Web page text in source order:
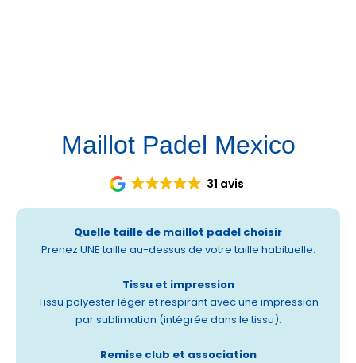
Maillot Padel Mexico
31 avis
Quelle taille de maillot padel choisir
Prenez UNE taille au-dessus de votre taille habituelle.
Tissu et impression
Tissu polyester léger et respirant avec une impression
par sublimation (intégrée dans le tissu).
Remise club et association